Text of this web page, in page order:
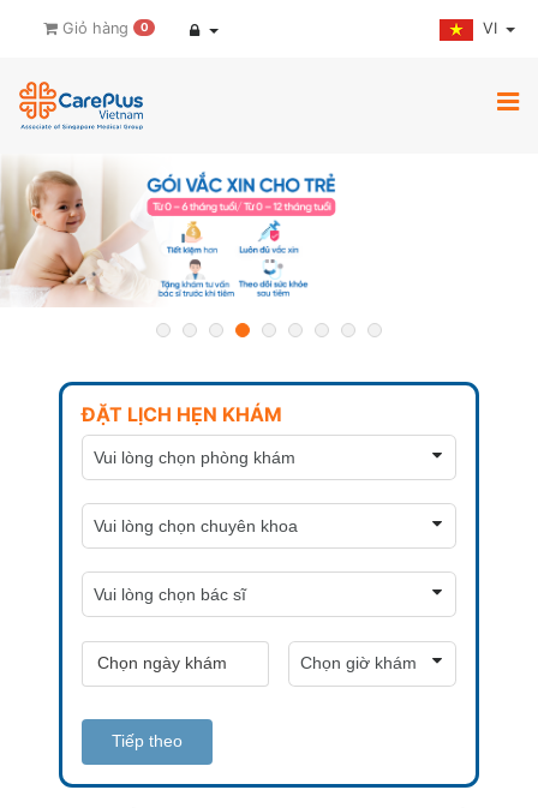
Giỏ hàng 0 VI
ĐẶT LỊCH HẸN KHÁM
Tiếp theo